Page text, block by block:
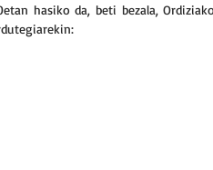
hasiko da, beti bezala,